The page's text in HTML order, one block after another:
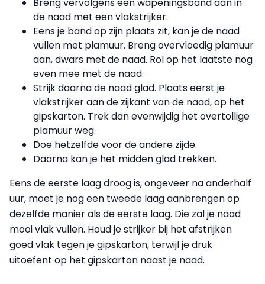
de naad met een vlakstrijker.
Eens je band op zijn plaats zit, kan je de naad
vullen met plamuur. Breng overvloedig plamuur
aan, dwars met de naad. Rol op het laatste nog
even mee met de naad.
Strijk daarna de naad glad. Plaats eerst je
vlakstrijker aan de zijkant van de naad, op het
gipskarton. Trek dan evenwijdig het overtollige
plamuur weg.
Doe hetzelfde voor de andere zijde.
Daarna kan je het midden glad trekken.
Eens de eerste laag droog is, ongeveer na anderhalf
uur, moet je nog een tweede laag aanbrengen op
dezelfde manier als de eerste laag. Die zal je naad
mooi vlak vullen. Houd je strijker bij het afstrijken
goed vlak tegen je gipskarton, terwijl je druk
uitoefent op het gipskarton naast je naad.